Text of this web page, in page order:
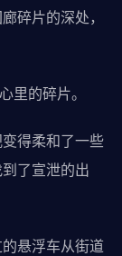
碎片的深处，
里的碎片。
得柔和了一些
了宣泄的出
悬浮车从街道